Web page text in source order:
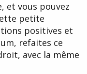
et vous pouvez
petite
positives et
refaites ce
avec la même